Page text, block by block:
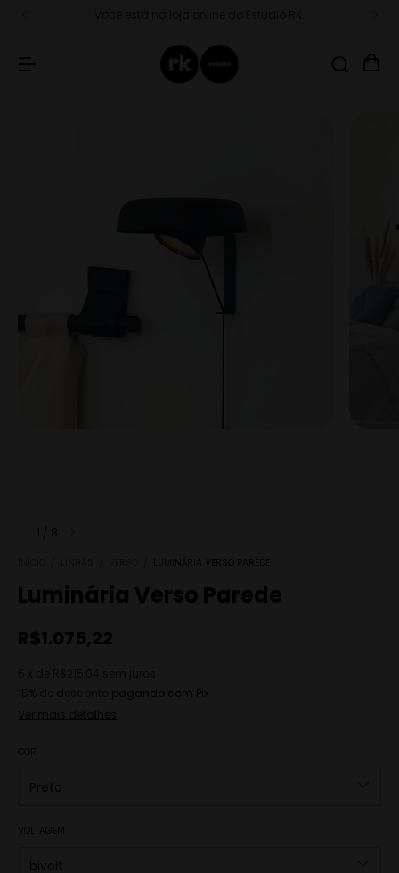
1 8
LUMINÁRIA VERSO PAREDE
Luminária Verso Parede
R$1.075,22
pagando com Pix
Ver mais detalhes
VOLTAGEM